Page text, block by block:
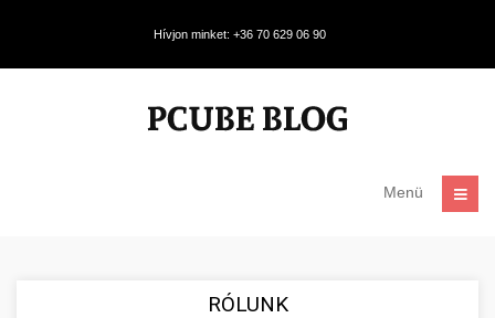
Hívjon minket: +36 70 629 06 90
Menü
RÓLUNK